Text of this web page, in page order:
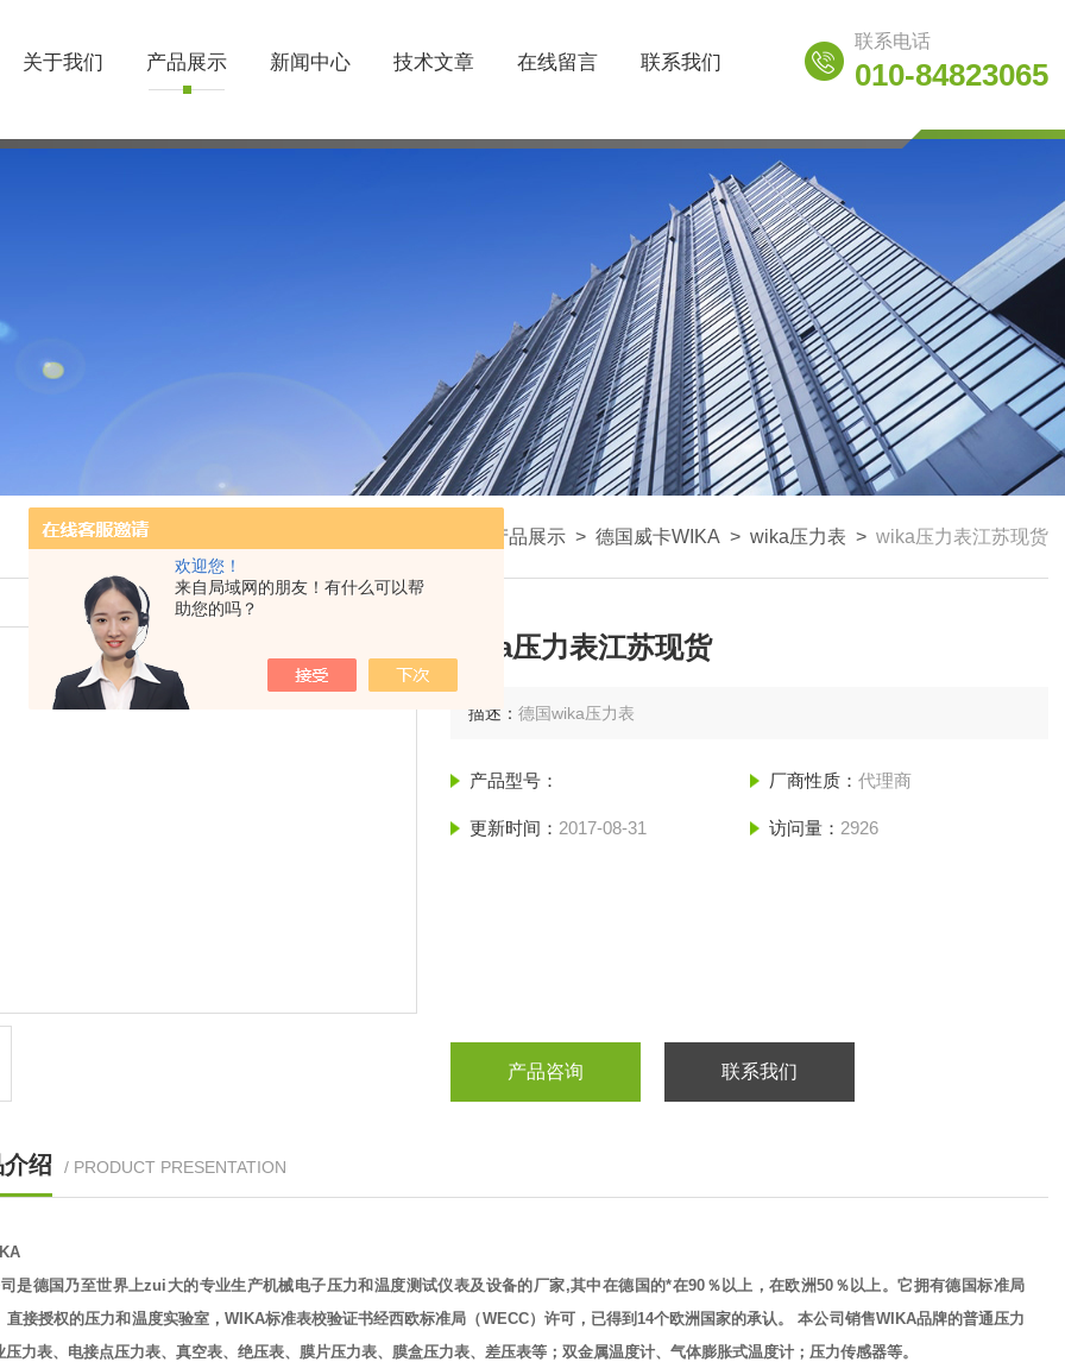
欢迎您！
来自局域网的朋友！有什么可以帮
助您的吗？
关于我们 产品展示 新闻中心 技术文章 在线留言 联系我们
联系电话
010-84823065
产品展示 > 德国威卡WIKA > wika压力表 > wika压力表江苏现货
wika压力表江苏现货
描述：德国wika压力表
产品型号： 厂商性质： 代理商
更新时间： 2017-08-31 访问量： 2926
产品咨询 联系我们
绍 / PRODUCT PRESENTATION
是德国乃至世界上zui大的专业生产机械电子压力和温度测试仪表及设备的厂家,其中在德国的*在90％以上，在欧洲50％以上。它拥有德国标准局
直接授权的压力和温度实验室，WIKA标准表校验证书经西欧标准局（WECC）许可，已得到14个欧洲国家的承认。 本公司销售WIKA品牌的普通压力
压力表、电接点压力表、真空表、绝压表、膜片压力表、膜盒压力表、差压表等；双金属温度计、气体膨胀式温度计；压力传感器等。